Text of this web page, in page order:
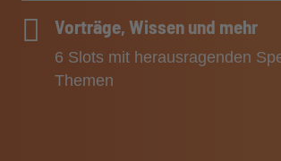
Vorträge, Wissen und mehr
6 Slots mit herausragenden
Themen